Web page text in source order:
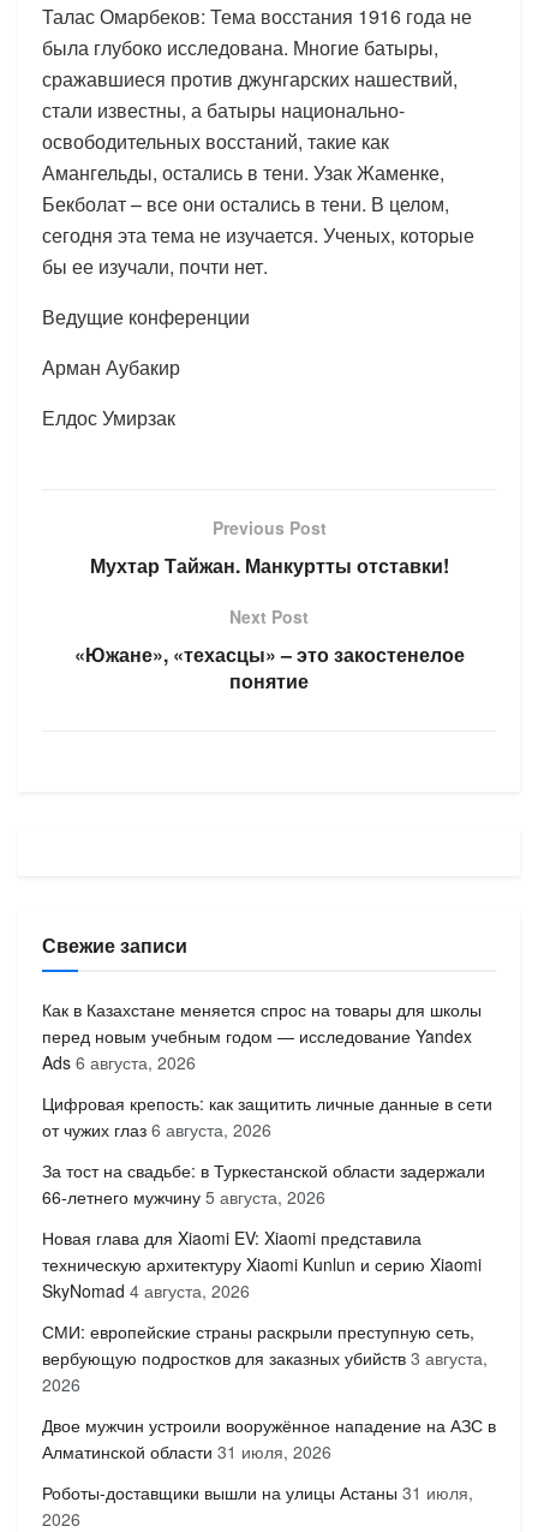
Талас Омарбеков: Тема восстания 1916 года не
была глубоко исследована. Многие батыры,
сражавшиеся против джунгарских нашествий,
стали известны, а батыры национально-
освободительных восстаний, такие как
Амангельды, остались в тени. Узак Жаменке,
Бекболат – все они остались в тени. В целом,
сегодня эта тема не изучается. Ученых, которые
бы ее изучали, почти нет.
Ведущие конференции
Арман Аубакир
Елдос Умирзак
Previous Post
Мухтар Тайжан. Манкуртты отставки!
Next Post
«Южане», «техасцы» – это закостенелое
понятие
Свежие записи
Как в Казахстане меняется спрос на товары для школы
перед новым учебным годом — исследование Yandex
Ads 6 августа, 2026
Цифровая крепость: как защитить личные данные в сети
от чужих глаз 6 августа, 2026
За тост на свадьбе: в Туркестанской области задержали
66-летнего мужчину 5 августа, 2026
Новая глава для Xiaomi EV: Xiaomi представила
техническую архитектуру Xiaomi Kunlun и серию Xiaomi
SkyNomad 4 августа, 2026
СМИ: европейские страны раскрыли преступную сеть,
вербующую подростков для заказных убийств 3 августа,
2026
Двое мужчин устроили вооружённое нападение на АЗС в
Алматинской области 31 июля, 2026
Роботы-доставщики вышли на улицы Астаны 31 июля,
2026